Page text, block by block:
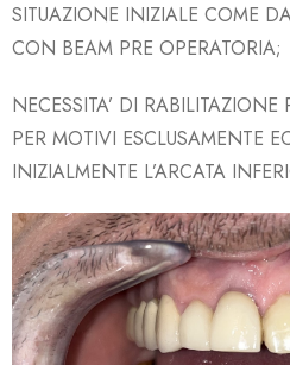
SITUAZIONE INIZIALE COME
CON BEAM PRE OPERATORIA;
NECESSITA’ DI RABILITAZIONE
PER MOTIVI ESCLUSAMENTE
INIZIALMENTE L’ARCATA